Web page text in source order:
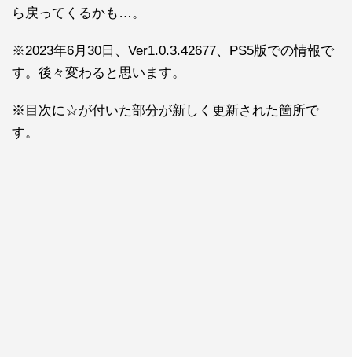
ら戻ってくるかも…。
※2023年6月30日、Ver1.0.3.42677、PS5版での情報で
す。後々変わると思います。
※目次に☆が付いた部分が新しく更新された箇所で
す。